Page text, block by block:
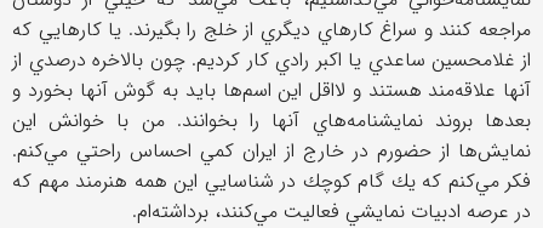
مراجعه كنند و سراغ كارهاي ديگري از خلج را بگيرند. يا كارهايي كه
از غلامحسين ساعدي يا اكبر رادي كار كرديم. چون بالاخره درصدي از
آنها علاقه‌مند هستند و لااقل اين اسم‌ها بايد به گوش آنها بخورد و
بعدها بروند نمايشنامه‌هاي آنها را بخوانند. من با خوانش اين
نمايش‌ها از حضورم در خارج از ايران كمي احساس راحتي مي‌كنم.
فكر مي‌كنم كه يك گام كوچك در شناسايي اين همه هنرمند مهم كه
در عرصه ادبيات نمايشي فعاليت مي‌كنند، برداشته‌ام.